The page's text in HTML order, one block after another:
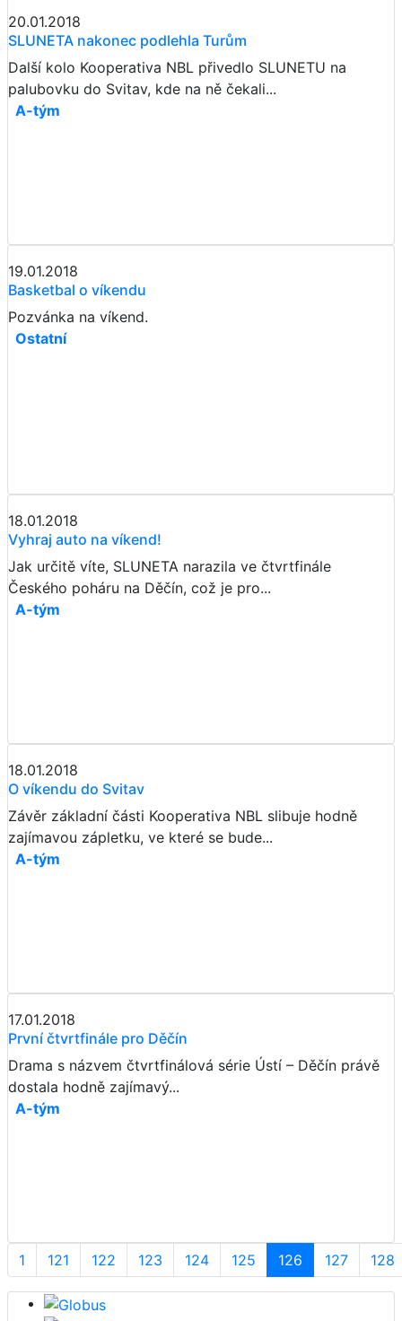
20.01.2018
SLUNETA nakonec podlehla Turům
Další kolo Kooperativa NBL přivedlo SLUNETU na
palubovku do Svitav, kde na ně čekali...
A-tým
19.01.2018
Basketbal o víkendu
Pozvánka na víkend.
Ostatní
18.01.2018
Vyhraj auto na víkend!
Jak určitě víte, SLUNETA narazila ve čtvrtfinále
Českého poháru na Děčín, což je pro...
A-tým
18.01.2018
O víkendu do Svitav
Závěr základní části Kooperativa NBL slibuje hodně
zajímavou zápletku, ve které se bude...
A-tým
17.01.2018
První čtvrtfinále pro Děčín
Drama s názvem čtvrtfinálová série Ústí – Děčín právě
dostala hodně zajímavý...
A-tým
1 121 122 123 124 125 126 127 128